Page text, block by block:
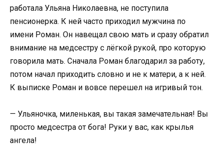
работала Ульяна Николаевна, не поступила
пенсионерка. К ней часто приходил мужчина по
имени Роман. Он навещал свою мать и сразу обратил
внимание на медсестру с лёгкой рукой, про которую
говорила мать. Сначала Роман благодарил за работу,
потом начал приходить словно и не к матери, а к ней.
К выписке Роман и вовсе перешел на игривый тон.
— Ульяночка, миленькая, вы такая замечательная! Вы
просто медсестра от бога! Руки у вас, как крылья
ангела!